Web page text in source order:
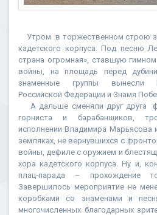
Утром в торжественном строю
кадетского корпуса. Под песню
страна огромная», ставшую
войны, на площадь перед
знаменные группы вынесли
Российской Федерации и Знамя
А дальше сменяли друг друга
горниста и барабанщиков,
исполнении Владимира
земляках, не вернувшихся с
войны, дефиле с оружием и
хора кадетского корпуса. Ну и,
плац-парада – прохождение
Завершилось мероприятие не
коробками со знаменами и
многочисленных благодарных